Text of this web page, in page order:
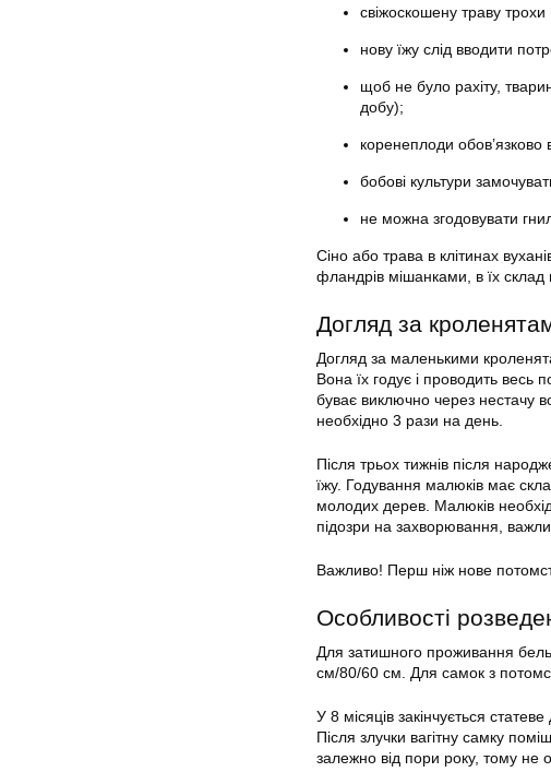
свіжоскошену траву трохи
нову їжу слід вводити
щоб не було рахіту,
добу);
коренеплоди обов’язково
бобові культури
не можна згодовувати
Сіно або трава в клітинах
фландрів мішанками, в їх склад
Догляд за
Догляд за маленькими
Вона їх годує і проводить весь
буває виключно через нестачу
необхідно 3 рази на день.
Після трьох тижнів після
їжу. Годування малюків має
молодих дерев. Малюків
підозри на захворювання,
Важливо! Перш ніж нове
Особливості
Для затишного проживання
см/80/60 см. Для самок з
У 8 місяців закінчується
Після злучки вагітну самку
залежно від пори року, тому не